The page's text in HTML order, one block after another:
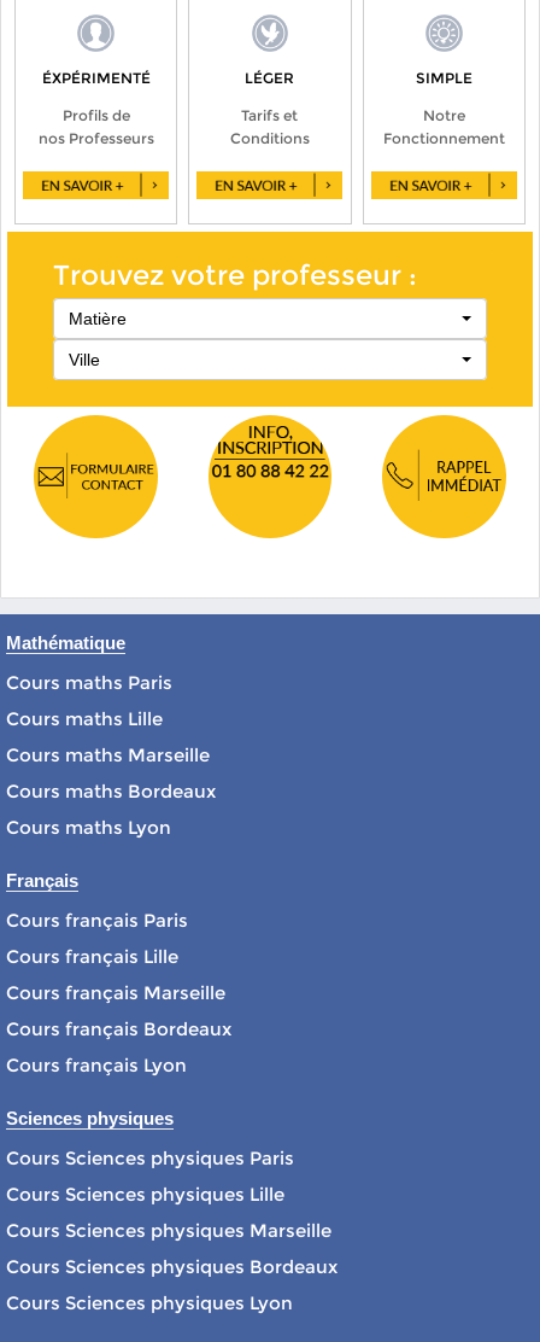
ÉXPÉRIMENTÉ
Profils de
nos Professeurs
LÉGER
Tarifs et
Conditions
SIMPLE
Notre
Fonctionnement
Trouvez votre professeur :
Matière
Ville
Mathématique
Cours maths Paris
Cours maths Lille
Cours maths Marseille
Cours maths Bordeaux
Cours maths Lyon
Français
Cours français Paris
Cours français Lille
Cours français Marseille
Cours français Bordeaux
Cours français Lyon
Sciences physiques
Cours Sciences physiques Paris
Cours Sciences physiques Lille
Cours Sciences physiques Marseille
Cours Sciences physiques Bordeaux
Cours Sciences physiques Lyon